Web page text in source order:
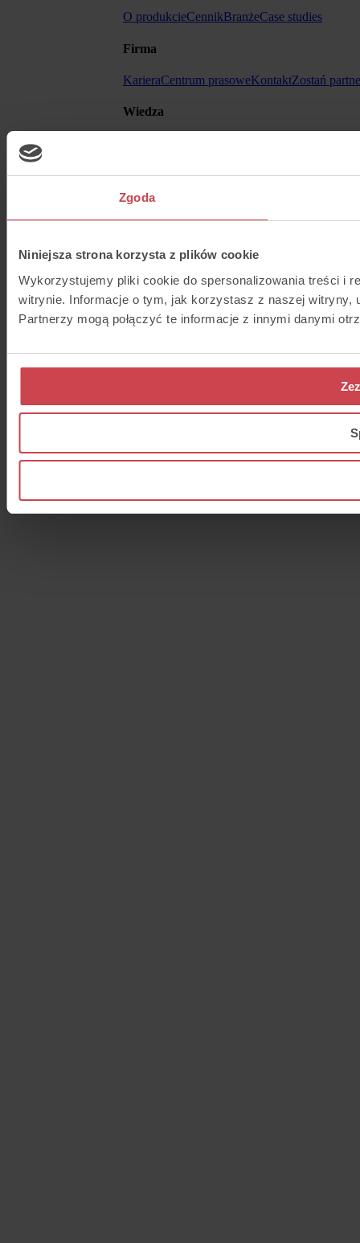
Zgoda
Niniejsza strona korzysta z plików cookie
Wykorzystujemy pliki cookie do spersonalizowania treści i
witrynie. Informacje o tym, jak korzystasz z naszej witryny,
Partnerzy mogą połączyć te informacje z innymi danymi
O produkcieCennikBranżeCase studies
Firma
KarieraCentrum prasoweKontaktZostań
Wiedza
Inne
Regulamin